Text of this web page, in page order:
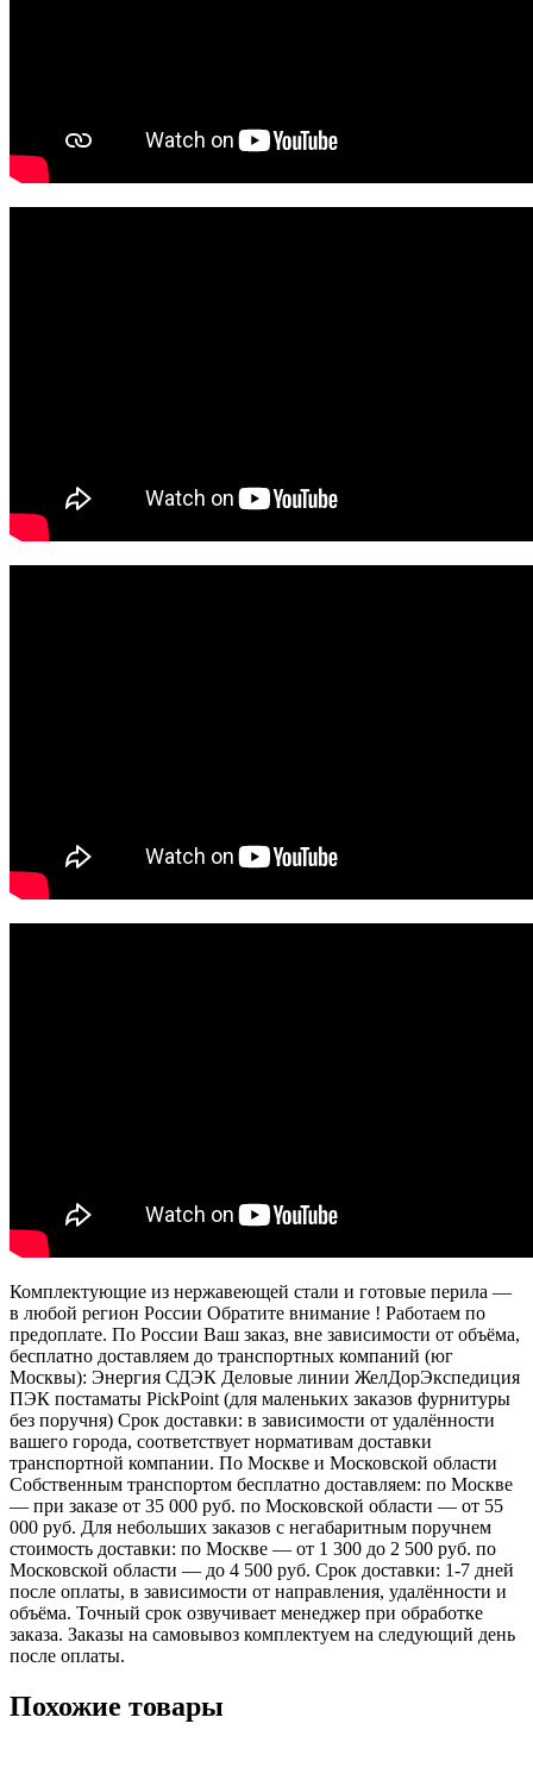
Комплектующие из нержавеющей стали и готовые перила —
в любой регион России Обратите внимание ! Работаем по
предоплате. По России Ваш заказ, вне зависимости от объёма,
бесплатно доставляем до транспортных компаний (юг
Москвы): Энергия СДЭК Деловые линии ЖелДорЭкспедиция
ПЭК постаматы PickPoint (для маленьких заказов фурнитуры
без поручня) Срок доставки: в зависимости от удалённости
вашего города, соответствует нормативам доставки
транспортной компании. По Москве и Московской области
Собственным транспортом бесплатно доставляем: по Москве
— при заказе от 35 000 руб. по Московской области — от 55
000 руб. Для небольших заказов с негабаритным поручнем
стоимость доставки: по Москве — от 1 300 до 2 500 руб. по
Московской области — до 4 500 руб. Срок доставки: 1-7 дней
после оплаты, в зависимости от направления, удалённости и
объёма. Точный срок озвучивает менеджер при обработке
заказа. Заказы на самовывоз комплектуем на следующий день
после оплаты.
Похожие товары